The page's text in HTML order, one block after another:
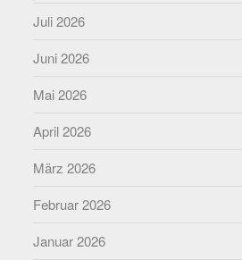
Juli 2026
Juni 2026
Mai 2026
April 2026
März 2026
Februar 2026
Januar 2026